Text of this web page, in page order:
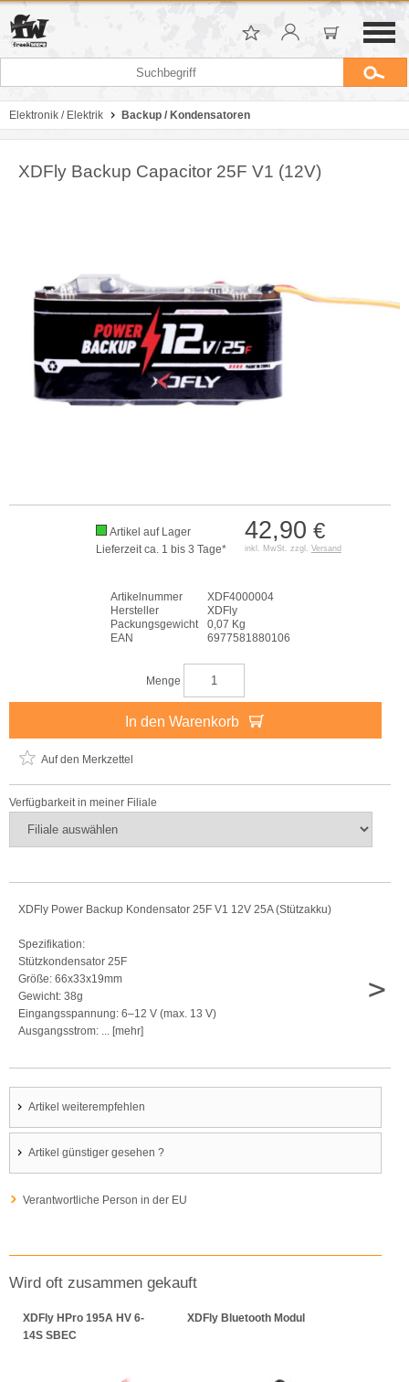
Elektronik / Elektrik Backup / Kondensatoren
XDFly Backup Capacitor 25F V1 (12V)
42,90 €
inkl. MwSt. zzgl. Versand
Artikel auf Lager
Lieferzeit ca. 1 bis 3 Tage*
Artikelnummer
XDF4000004
Hersteller
XDFly
Packungsgewicht
0,07 Kg
EAN
6977581880106
Menge
In den Warenkorb
Auf den Merkzettel
Verfügbarkeit in meiner Filiale
XDFly Power Backup Kondensator 25F V1 12V 25A (Stützakku)
Spezifikation:
Stützkondensator 25F
Größe: 66x33x19mm
Gewicht: 38g
Eingangsspannung: 6–12 V (max. 13 V)
Ausgangsstrom: ... [mehr]
>
Artikel weiterempfehlen
Artikel günstiger gesehen ?
Verantwortliche Person in der EU
Wird oft zusammen gekauft
XDFly HPro 195A HV 6-
14S SBEC
XDFly Bluetooth Modul